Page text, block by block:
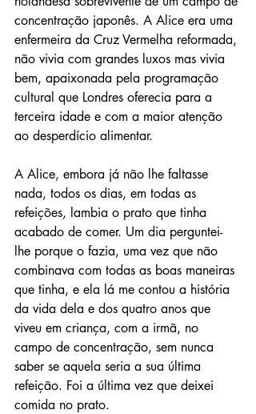
concentração japonês. A Alice era uma
enfermeira da Cruz Vermelha reformada,
não vivia com grandes luxos mas vivia
bem, apaixonada pela programação
cultural que Londres oferecia para a
terceira idade e com a maior atenção
ao desperdício alimentar.
A Alice, embora já não lhe faltasse
nada, todos os dias, em todas as
refeições, lambia o prato que tinha
acabado de comer. Um dia perguntei-
lhe porque o fazia, uma vez que não
combinava com todas as boas maneiras
que tinha, e ela lá me contou a história
da vida dela e dos quatro anos que
viveu em criança, com a irmã, no
campo de concentração, sem nunca
saber se aquela seria a sua última
refeição. Foi a última vez que deixei
comida no prato.